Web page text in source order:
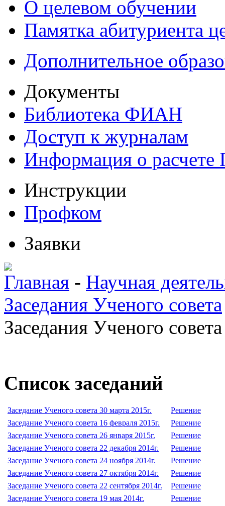
О целевом обучении
Памятка абитуриента
Дополнительное
Документы
Библиотека ФИАН
Доступ к журналам
Информация о
Инструкции
Профком
Заявки
Главная - Научная
Заседания Ученого совета
Заседания Ученого
Список заседаний
Заседание Ученого совета 30 марта 2015г.
Решение
Заседание Ученого совета 16 февраля 2015г.
Решение
Заседание Ученого совета 26 января 2015г.
Решение
Заседание Ученого совета 22 декабря 2014г.
Решение
Заседание Ученого совета 24 ноября 2014г.
Решение
Заседание Ученого совета 27 октября 2014г.
Решение
Заседание Ученого совета 22 сентября 2014г.
Решение
Заседание Ученого совета 19 мая 2014г.
Решение